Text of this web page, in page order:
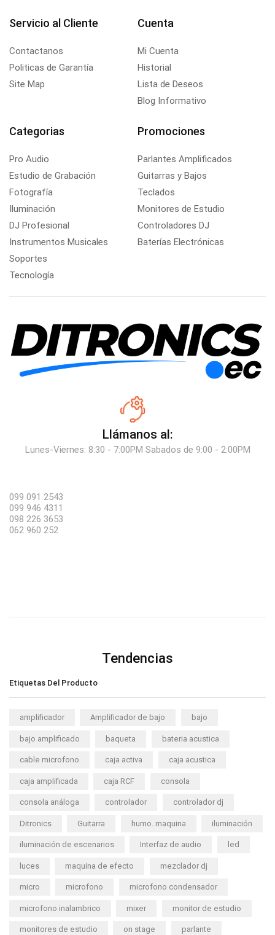
Servicio al Cliente
Contactanos
Politicas de Garantía
Site Map
Cuenta
Mi Cuenta
Historial
Lista de Deseos
Blog Informativo
Categorias
Pro Audio
Estudio de Grabación
Fotografía
Iluminación
DJ Profesional
Instrumentos Musicales
Soportes
Tecnología
Promociones
Parlantes Amplificados
Guitarras y Bajos
Teclados
Monitores de Estudio
Controladores DJ
Baterías Electrónicas
Llámanos al:
Lunes-Viernes: 8:30 - 7:00PM Sabados de 9:00 - 2:00PM
099 091 2543
099 946 4311
098 226 3653
062 960 252
Tendencias
Etiquetas Del Producto
amplificador Amplificador de bajo bajo
bajo amplificado baqueta bateria acustica
cable microfono caja activa caja acustica
caja amplificada caja RCF consola
consola análoga controlador controlador dj
Ditronics Guitarra humo. maquina iluminación
iluminación de escenarios Interfaz de audio led
luces maquina de efecto mezclador dj
micro microfono microfono condensador
microfono inalambrico mixer monitor de estudio
monitores de estudio on stage parlante